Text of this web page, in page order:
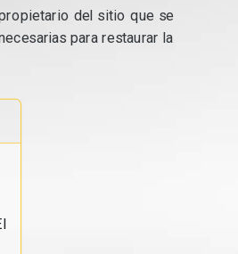
del sitio que se
para restaurar la